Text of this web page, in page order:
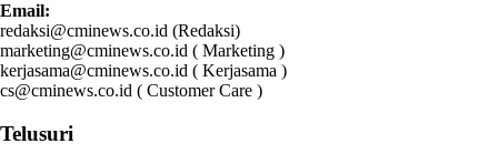
Email:
redaksi@cminews.co.id (Redaksi)
marketing@cminews.co.id ( Marketing )
kerjasama@cminews.co.id ( Kerjasama )
cs@cminews.co.id ( Customer Care )
Telusuri